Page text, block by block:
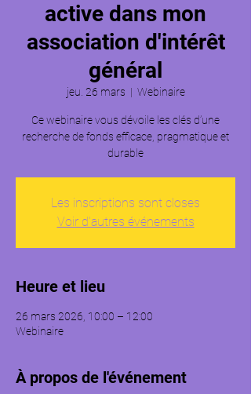
active dans mon
association d'intérêt
général
jeu. 26 mars
  |
Webinaire
Ce webinaire vous dévoile les clés d’une
recherche de fonds efficace, pragmatique et
durable
Les inscriptions sont closes
Voir d'autres événements
Heure et lieu
26 mars 2026, 10:00 – 12:00
Webinaire
À propos de l'événement